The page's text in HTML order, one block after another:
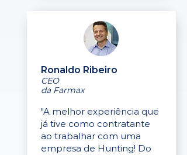
Ronaldo Ribeiro
CEO
da Farmax
"A melhor experiência que
já tive como contratante
ao trabalhar com uma
empresa de Hunting! Do